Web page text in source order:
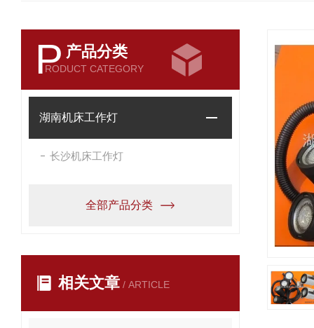
P 产品分类
RODUCT CATEGORY
湖南机床工作灯
长沙机床工作灯
全部产品分类
相关文章 / ARTICLE